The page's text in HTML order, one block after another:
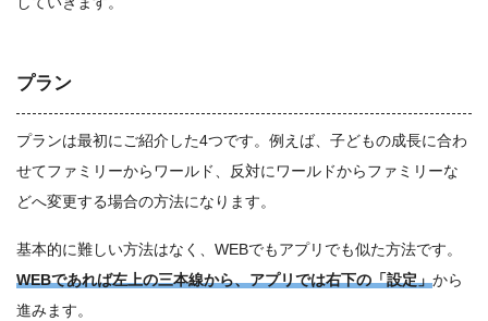
プラン
プランは最初にご紹介した4つです。例えば、子どもの成長に合わ
せてファミリーからワールド、反対にワールドからファミリーな
どへ変更する場合の方法になります。
基本的に難しい方法はなく、WEBでもアプリでも似た方法です。
WEBであれば左上の三本線から、アプリでは右下の「設定」から
進みます。